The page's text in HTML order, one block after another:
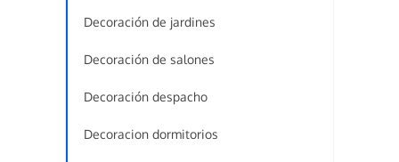
Decoración de jardines
Decoración de salones
Decoración despacho
Decoracion dormitorios